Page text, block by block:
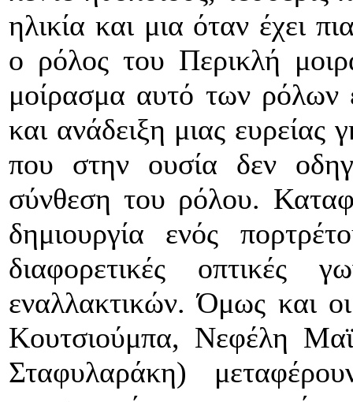
ηλικία και μια όταν έχει
ο ρόλος του Περικλή
μοίρασμα αυτό των ρόλων
και ανάδειξη μιας
που στην ουσία δεν
σύνθεση του ρόλου.
δημιουργία ενός
διαφορετικές οπτικές
εναλλακτικών. Όμως και
Κουτσιούμπα, Νεφέλη
Σταφυλαράκη)